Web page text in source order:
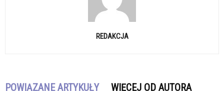
REDAKCJA
POWIĄZANE ARTYKUŁY WIĘCEJ OD AUTORA